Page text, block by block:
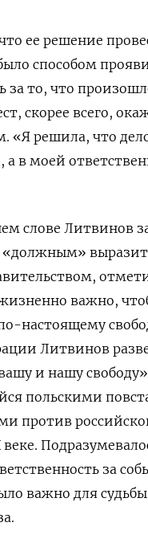
ее решение
способом
за то, что
скорее всего,
«Я решила, что
а в моей
слове Литвинов
«должным»
важно,
настоящему
Литвинов
и нашу
польскими
против
за
важно для